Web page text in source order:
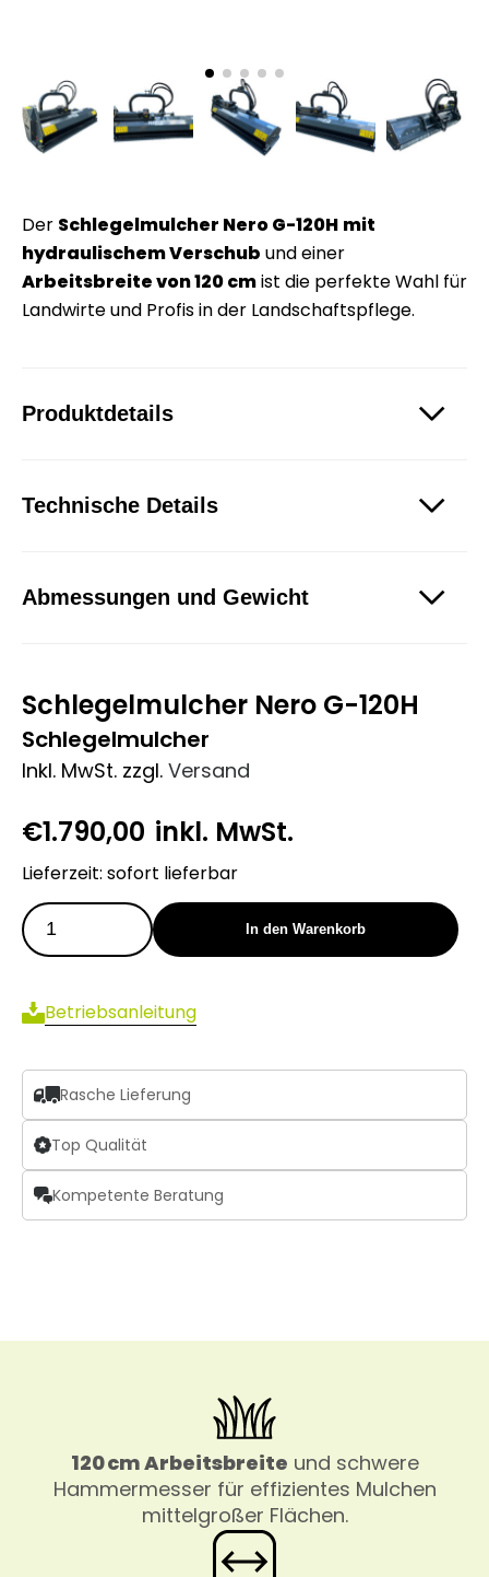
Der Schlegelmulcher Nero G-120H mit
hydraulischem Verschub und einer
Arbeitsbreite von 120 cmist die perfekte Wahl für
Landwirte und Profis in der Landschaftspflege.
Produktdetails
Technische Details
Abmessungen und Gewicht
Schlegelmulcher Nero G-120H
Schlegelmulcher
Inkl. MwSt. zzgl. Versand
€1.790,00 inkl. MwSt.
Lieferzeit: sofort lieferbar
In den Warenkorb
Betriebsanleitung
Rasche Lieferung
Top Qualität
Kompetente Beratung
120 cm Arbeitsbreite und schwere
Hammermesser für effizientes Mulchen
mittelgroßer Flächen.